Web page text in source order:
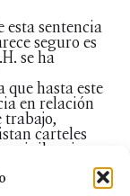
esta sentencia
seguro es
se ha
hasta este
en relación
trabajo,
carteles
en
de los